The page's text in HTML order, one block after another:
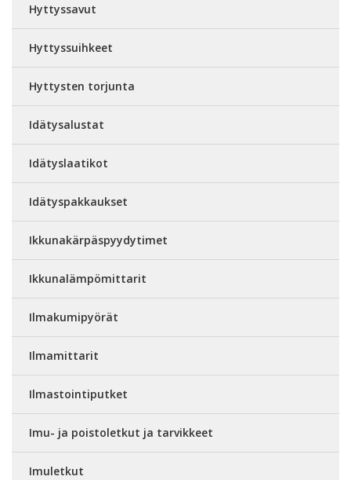
Hyttyssavut
Hyttyssuihkeet
Hyttysten torjunta
Idätysalustat
Idätyslaatikot
Idätyspakkaukset
Ikkunakärpäspyydytimet
Ikkunalämpömittarit
Ilmakumipyörät
Ilmamittarit
Ilmastointiputket
Imu- ja poistoletkut ja tarvikkeet
Imuletkut